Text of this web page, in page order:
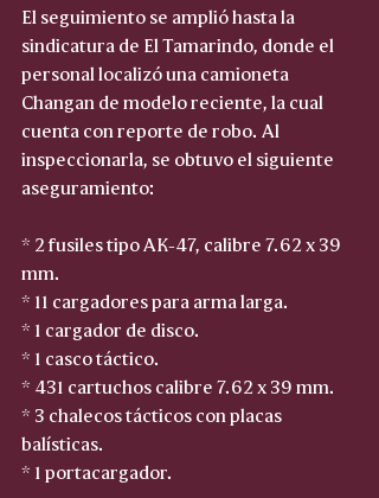
El seguimiento se amplió hasta la
sindicatura de El Tamarindo, donde el
personal localizó una camioneta
Changan de modelo reciente, la cual
cuenta con reporte de robo. Al
inspeccionarla, se obtuvo el siguiente
aseguramiento:
* 2 fusiles tipo AK-47, calibre 7.62 x 39
mm.
* 11 cargadores para arma larga.
* 1 cargador de disco.
* 1 casco táctico.
* 431 cartuchos calibre 7.62 x 39 mm.
* 3 chalecos tácticos con placas
balísticas.
* 1 portacargador.